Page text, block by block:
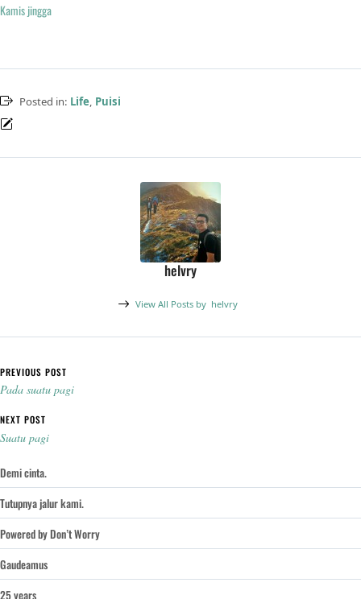
Kamis jingga
Posted in: Life, Puisi
helvry
View All Posts by helvry
Post navigation
PREVIOUS POST
Pada suatu pagi
NEXT POST
Suatu pagi
Demi cinta.
Tutupnya jalur kami.
Powered by Don’t Worry
Gaudeamus
25 years